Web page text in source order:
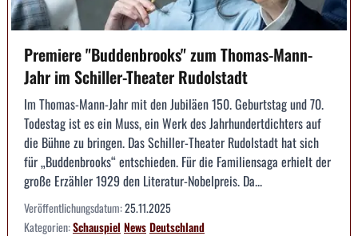
Premiere "Buddenbrooks" zum Thomas-Mann-
Jahr im Schiller-Theater Rudolstadt
Im Thomas-Mann-Jahr mit den Jubiläen 150. Geburtstag und 70.
Todestag ist es ein Muss, ein Werk des Jahrhundertdichters auf
die Bühne zu bringen. Das Schiller-Theater Rudolstadt hat sich
für „Buddenbrooks“ entschieden. Für die Familiensaga erhielt der
große Erzähler 1929 den Literatur-Nobelpreis. Da...
Veröffentlichungsdatum:25.11.2025
Kategorien:Schauspiel NewsDeutschland